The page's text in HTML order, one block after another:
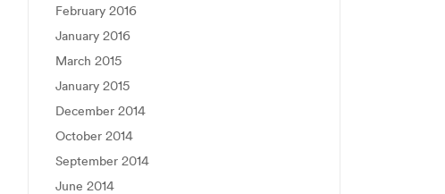
February 2016
January 2016
March 2015
January 2015
December 2014
October 2014
September 2014
June 2014